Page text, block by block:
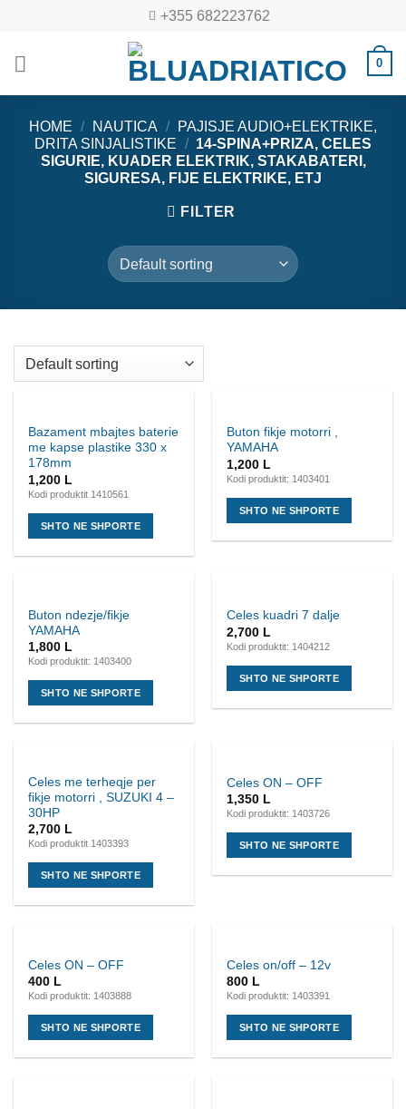
content
+355 682223762
0
HOME / NAUTICA /
PAJISJE AUDIO+ELEKTRIKE,
DRITA SINJALISTIKE / 14-SPINA+PRIZA, CELES
SIGURIE, KUADER ELEKTRIK, STAKABATERI,
SIGURESA, FIJE ELEKTRIKE, ETJ
FILTER
Bazament mbajtes baterie
me kapse plastike 330 x
178mm
1,200 L
Kodi produktit 1410561
SHTO NE SHPORTE
Buton fikje motorri ,
YAMAHA
1,200 L
Kodi produktit: 1403401
SHTO NE SHPORTE
Buton ndezje/fikje
YAMAHA
1,800 L
Kodi produktit: 1403400
SHTO NE SHPORTE
Celes kuadri 7 dalje
2,700 L
Kodi produktit: 1404212
SHTO NE SHPORTE
Celes me terheqje per
fikje motorri , SUZUKI 4 –
30HP
2,700 L
Kodi produktit 1403393
SHTO NE SHPORTE
Celes ON – OFF
1,350 L
Kodi produktit: 1403726
SHTO NE SHPORTE
Celes ON – OFF
400 L
Kodi produktit: 1403888
SHTO NE SHPORTE
Celes on/off – 12v
800 L
Kodi produktit: 1403391
SHTO NE SHPORTE